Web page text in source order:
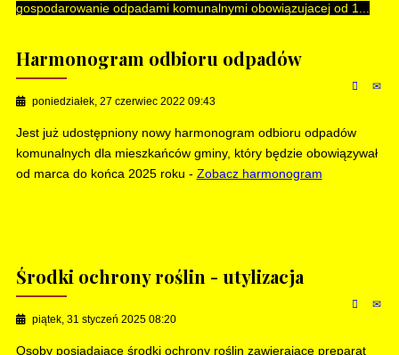
gospodarowanie odpadami komunalnymi obowiązujacej od 1...
Harmonogram odbioru odpadów
poniedziałek, 27 czerwiec 2022 09:43
Jest już udostępniony nowy harmonogram odbioru odpadów
komunalnych dla mieszkańców gminy, który będzie obowiązywał
od marca do końca 2025 roku - Zobacz harmonogram
Środki ochrony roślin - utylizacja
piątek, 31 styczeń 2025 08:20
Osoby posiadające środki ochrony roślin zawierające preparat